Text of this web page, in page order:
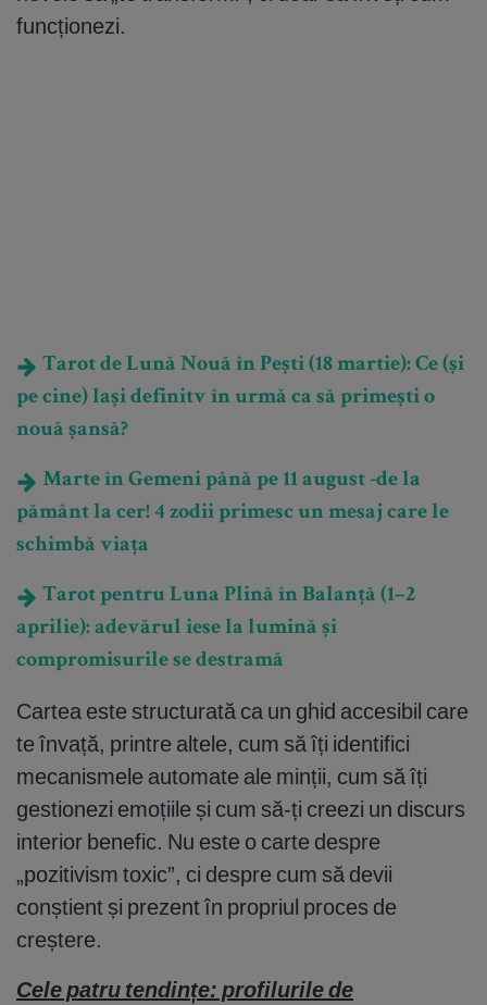
funcționezi.
Tarot de Lună Nouă în Pești (18 martie): Ce (și
pe cine) lași definitv în urmă ca să primești o
nouă șansă?
Marte în Gemeni până pe 11 august -de la
pământ la cer! 4 zodii primesc un mesaj care le
schimbă viața
Tarot pentru Luna Plină în Balanță (1–2
aprilie): adevărul iese la lumină și
compromisurile se destramă
Cartea este structurată ca un ghid accesibil care
te învață, printre altele, cum să îți identifici
mecanismele automate ale minții, cum să îți
gestionezi emoțiile și cum să-ți creezi un discurs
interior benefic. Nu este o carte despre
„pozitivism toxic”, ci despre cum să devii
conștient și prezent în propriul proces de
creștere.
Cele patru tendințe: profilurile de